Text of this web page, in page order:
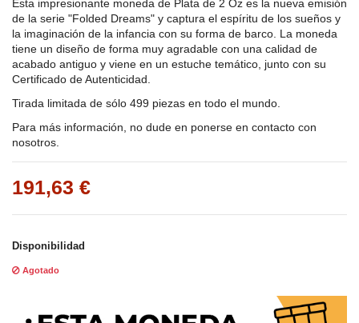
Esta impresionante moneda de Plata de 2 Oz es la nueva emisión
de la serie "Folded Dreams" y captura el espíritu de los sueños y
la imaginación de la infancia con su forma de barco. La moneda
tiene un diseño de forma muy agradable con una calidad de
acabado antiguo y viene en un estuche temático, junto con su
Certificado de Autenticidad.
Tirada limitada de sólo 499 piezas en todo el mundo.
Para más información, no dude en ponerse en contacto con
nosotros.
191,63 €
Disponibilidad
Agotado